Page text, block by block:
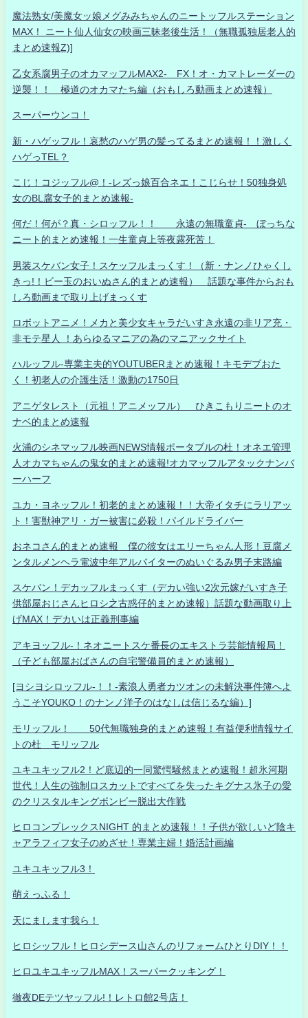
魔法熟女/美魔女ッ娘メグみみちゃんのニートッフルステーション
MAX！ ニート仙人仙女の映画三昧老後生活！（無職孤独居老人的
まとめ速報Z)]
乙女系腐男子のオカマッフルMAX2- FX！オ・カマトレーダーの
逆襲！！ 極道のオカマたち編（おもしろ動画まとめ速報）
スーパーウンコ！
新・ハゲッフル！哀愁のハゲ男の髪ってるまとめ速報！！激しく
ハゲっTEL？
こじ！コジッフル@！-レズっ娘百合ネエ！こじらせ！50独身処
女のBL腐女子的まとめ速報-
何だ！何が？真・シロッフル！！ 永遠の無職童貞- ぼっちな
ニート的まとめ速報！一生童貞上等夜露死苦！
男装スケバン女子！スケッフルまっくす！（新・ナンノひゃくし
きっ!！ビー玉のおいぬさん的まとめ速報） 話題な事件からおも
しろ動画まで取り上げまっくす
ロボットアニメ！メカと美少女キャラだいすき永遠の非リア充・
非モテ星人 ！あらゆるマニアの為のマニアックサイト
ハルッフル-専業主夫的YOUTUBERまとめ速報！キモデブおた
く！初老人の介護生活！激動の1750日
アニゲタレスト（元祖！アニメッフル） ひきこもりニートのオ
ナベ的まとめ速報
火浦のシネマッフル映画NEWS情報ポータブルの杜！オネエ管理
人オカマちゃんの鬼女的まとめ速報!オカマッフルアタックナンバ
ーハーフ
ユカ・ヨネッフル！初老的まとめ速報！！大帝イタチにラリアッ
ト！害獣神アリ・ガー被害に必殺！パイルドライバー
おネコさん的まとめ速報 僕の彼女はエリーちゃん人形！豆腐メ
ンタルメンヘラ電波中年アルバイターのぬいぐるみ男子末路編
スケバン！デカッフルまっくす（デカい強い2次元嫁だいすき子
供部屋おじさんヒロシ之古惑仔的まとめ速報）話題な動画取り上
げMAX！デカいは正義刑事編
アキヨッフル-！ネオニートスケ番長のエキストラ芸能情報局！
（子ども部屋おばさんの自宅警備員的まとめ速報）
[ヨシヨシロッフル-！！-素浪人勇者カツオンの未解決事件簿へよ
うこそYOUKO！のナンノ洋子のはなしは信じるな編）]
モリッフル！ 50代無職独身的まとめ速報！有益便利情報サイ
トの杜 モリッフル
ユキユキッフル2！ど底辺的一同驚愕騒然まとめ速報！超氷河期
世代！人生の強制ロスカットですべてを失ったキグナス氷子の愛
のクリスタルキングボンビー脱出大作戦
ヒロコンプレックスNIGHT 的まとめ速報！！子供が欲しいど陰キ
ャアラフィフ女子のめざせ！専業主婦！婚活計画編
ユキユキッフル3！
萌えっふる！
天にまします我ら！
ヒロシッフル！ヒロシデース山さんのリフォームひとりDIY！！
ヒロユキユキッフルMAX！スーパークッキング！
徹夜DEテツヤッフル!！レトロ館2号店！